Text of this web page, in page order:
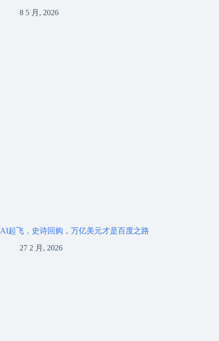
8 5 月, 2026
AI起飞，史诗回购，万亿美元才是百度之路
27 2 月, 2026